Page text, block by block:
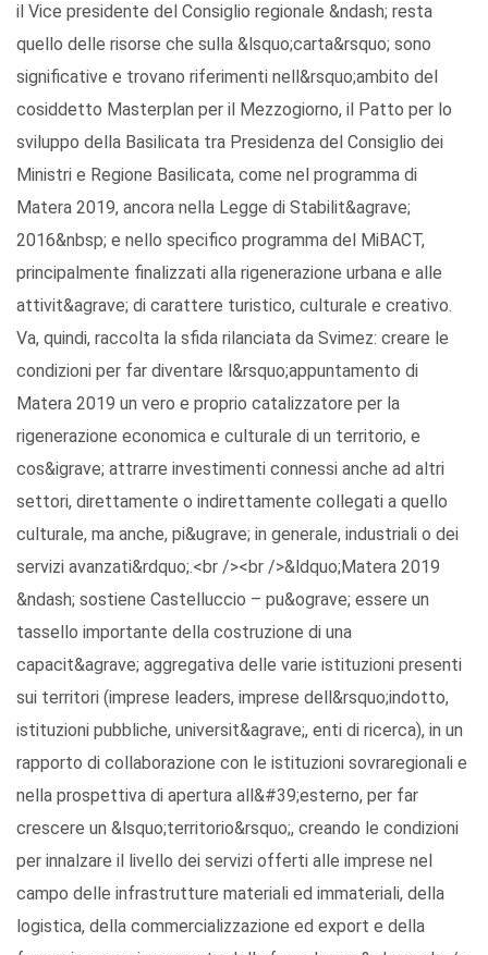
il Vice presidente del Consiglio regionale &ndash; resta
quello delle risorse che sulla &lsquo;carta&rsquo; sono
significative e trovano riferimenti nell&rsquo;ambito del
cosiddetto Masterplan per il Mezzogiorno, il Patto per lo
sviluppo della Basilicata tra Presidenza del Consiglio dei
Ministri e Regione Basilicata, come nel programma di
Matera 2019, ancora nella Legge di Stabilit&agrave;
2016&nbsp; e nello specifico programma del MiBACT,
principalmente finalizzati alla rigenerazione urbana e alle
attivit&agrave; di carattere turistico, culturale e creativo.
Va, quindi, raccolta la sfida rilanciata da Svimez: creare le
condizioni per far diventare l&rsquo;appuntamento di
Matera 2019 un vero e proprio catalizzatore per la
rigenerazione economica e culturale di un territorio, e
cos&igrave; attrarre investimenti connessi anche ad altri
settori, direttamente o indirettamente collegati a quello
culturale, ma anche, pi&ugrave; in generale, industriali o dei
servizi avanzati&rdquo;.<br /><br />&ldquo;Matera 2019
&ndash; sostiene Castelluccio – pu&ograve; essere un
tassello importante della costruzione di una
capacit&agrave; aggregativa delle varie istituzioni presenti
sui territori (imprese leaders, imprese dell&rsquo;indotto,
istituzioni pubbliche, universit&agrave;, enti di ricerca), in un
rapporto di collaborazione con le istituzioni sovraregionali e
nella prospettiva di apertura all&#39;esterno, per far
crescere un &lsquo;territorio&rsquo;, creando le condizioni
per innalzare il livello dei servizi offerti alle imprese nel
campo delle infrastrutture materiali ed immateriali, della
logistica, della commercializzazione ed export e della